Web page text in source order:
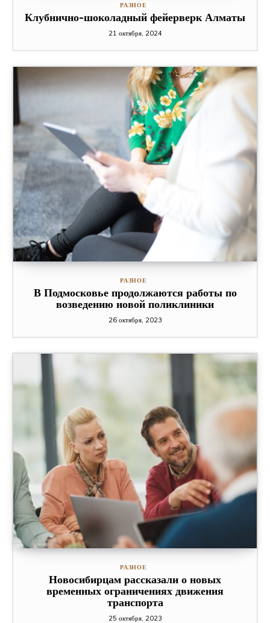
РАЗНОЕ
Клубнично-шоколадный фейерверк Алматы
21 октября, 2024
РАЗНОЕ
В Подмосковье продолжаются работы по
возведению новой поликлиники
26 октября, 2023
РАЗНОЕ
Новосибирцам рассказали о новых
временных ограничениях движения
транспорта
25 октября, 2023